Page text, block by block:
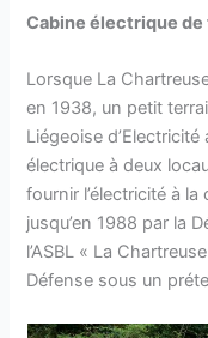
Cabine électrique de
Lorsque La
en 1938, un petit
Liégeoise
électrique à deux
fournir l’électricité à
jusqu’en 1988 par la
l’ASBL « La
Défense sous un